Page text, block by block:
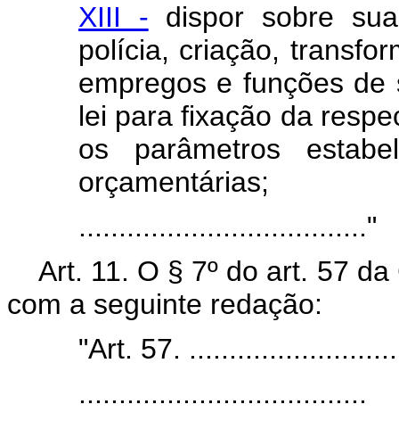
XIII - dispor sobre
polícia, criação,
empregos e funções
lei para fixação da
os parâmetros
orçamentárias;
...................................."
Art. 11. O § 7º do art. 57
com a seguinte redação:
"Art. 57.
....................................